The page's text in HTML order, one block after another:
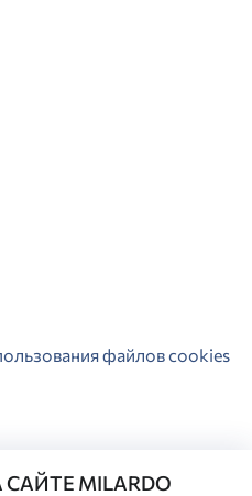
файлов cookies
MILARDO